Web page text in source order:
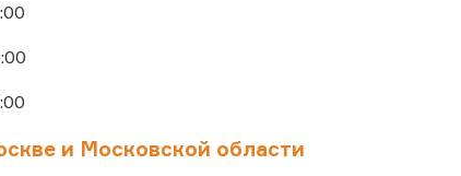
и Московской области